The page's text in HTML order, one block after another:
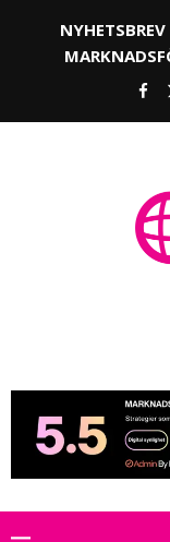
NYHETSBREV